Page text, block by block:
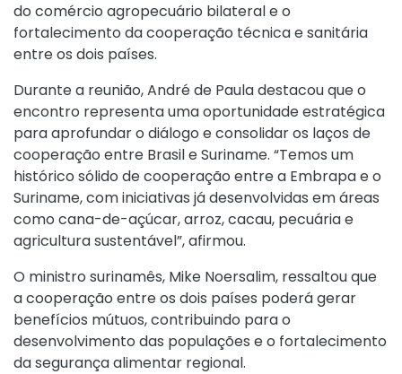
do comércio agropecuário bilateral e o
fortalecimento da cooperação técnica e sanitária
entre os dois países.
Durante a reunião, André de Paula destacou que o
encontro representa uma oportunidade estratégica
para aprofundar o diálogo e consolidar os laços de
cooperação entre Brasil e Suriname. “Temos um
histórico sólido de cooperação entre a Embrapa e o
Suriname, com iniciativas já desenvolvidas em áreas
como cana-de-açúcar, arroz, cacau, pecuária e
agricultura sustentável”, afirmou.
O ministro surinamês, Mike Noersalim, ressaltou que
a cooperação entre os dois países poderá gerar
benefícios mútuos, contribuindo para o
desenvolvimento das populações e o fortalecimento
da segurança alimentar regional.